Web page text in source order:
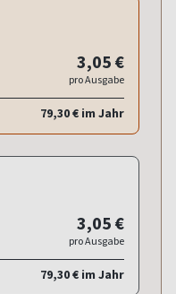
3,05 €
pro Ausgabe
79,30 € im Jahr
3,05 €
pro Ausgabe
79,30 € im Jahr